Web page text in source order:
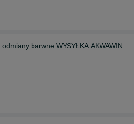
barwne WYSYŁKA AKWAWIN